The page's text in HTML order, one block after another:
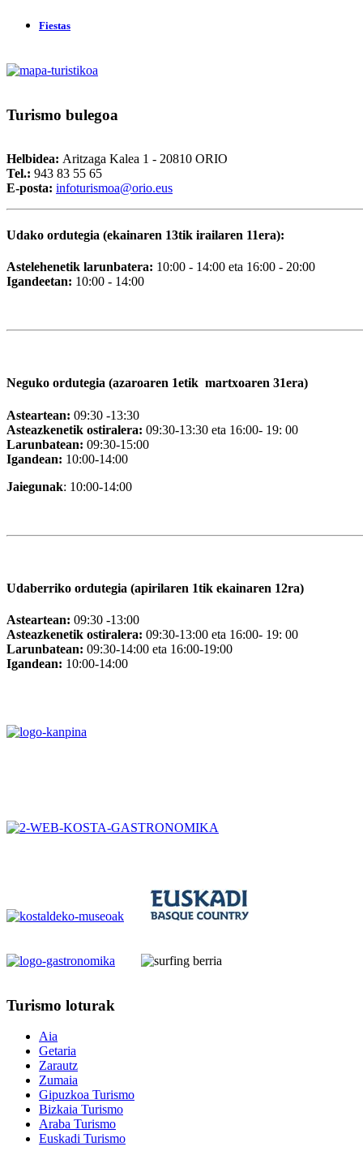
Fiestas
Turismo bulegoa
Helbidea: Aritzaga Kalea 1 - 20810 ORIO
Tel.: 943 83 55 65
E-posta: infoturismoa@orio.eus
Udako ordutegia (ekainaren 13tik irailaren 11era):
Astelehenetik larunbatera: 10:00 - 14:00 eta 16:00 - 20:00
Igandeetan: 10:00 - 14:00
Neguko ordutegia (azaroaren 1etik martxoaren 31era)
Asteartean: 09:30 -13:30
Asteazkenetik ostiralera: 09:30-13:30 eta 16:00- 19: 00
Larunbatean: 09:30-15:00
Igandean: 10:00-14:00
Jaiegunak: 10:00-14:00
Udaberriko ordutegia (apirilaren 1tik ekainaren 12ra)
Asteartean: 09:30 -13:00
Asteazkenetik ostiralera: 09:30-13:00 eta 16:00- 19: 00
Larunbatean: 09:30-14:00 eta 16:00-19:00
Igandean: 10:00-14:00
Turismo loturak
Aia
Getaria
Zarautz
Zumaia
Gipuzkoa Turismo
Bizkaia Turismo
Araba Turismo
Euskadi Turismo